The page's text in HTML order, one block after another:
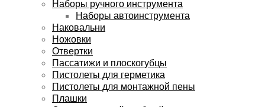
Наборы ручного инструмента
Наборы автоинструмента
Наковальни
Ножовки
Отвертки
Пассатижи и плоскогубцы
Пистолеты для герметика
Пистолеты для монтажной пены
Плашки